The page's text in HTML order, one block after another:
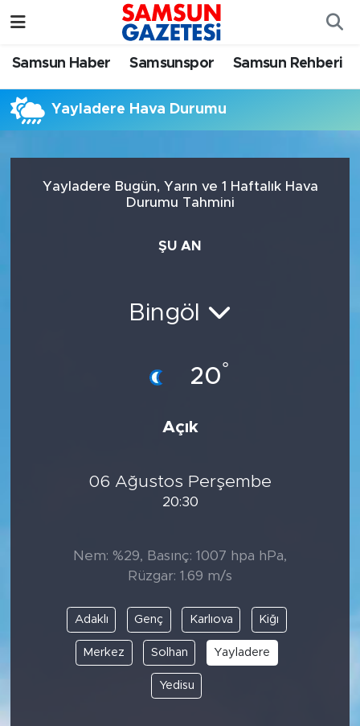
Samsun Haber Samsunspor Samsun Rehberi
Yayladere Hava Durumu
Yayladere Bugün, Yarın ve 1 Haftalık Hava
Durumu Tahmini
ŞU AN
Bingöl
20°
Açık
06 Ağustos Perşembe
20:30
Nem: %29, Basınç: 1007 hpa hPa,
Rüzgar: 1.69 m/s
Adaklı Genç Karlıova Kiğı
Merkez Solhan Yayladere
Yedisu
Samsun Haber
Samsunspor
Resmi İlanlar
Samsun Nöbetçi Eczaneler
Samsun Hava Durumu
Samsun Trafik Yoğunluk Haritası
Son Dakika Haberleri